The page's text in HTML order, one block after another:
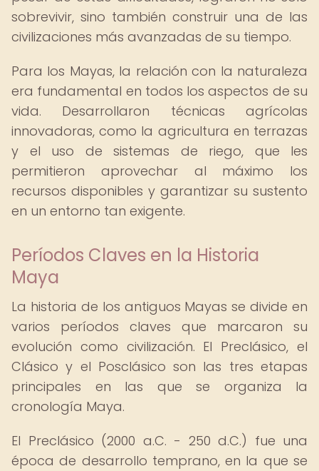
sobrevivir, sino también construir una de las
civilizaciones más avanzadas de su tiempo.
Para los Mayas, la relación con la naturaleza
era fundamental en todos los aspectos de su
vida. Desarrollaron técnicas agrícolas
innovadoras, como la agricultura en terrazas
y el uso de sistemas de riego, que les
permitieron aprovechar al máximo los
recursos disponibles y garantizar su sustento
en un entorno tan exigente.
Períodos Claves en la Historia
Maya
La historia de los antiguos Mayas se divide en
varios períodos claves que marcaron su
evolución como civilización. El Preclásico, el
Clásico y el Posclásico son las tres etapas
principales en las que se organiza la
cronología Maya.
El Preclásico (2000 a.C. - 250 d.C.) fue una
época de desarrollo temprano, en la que se